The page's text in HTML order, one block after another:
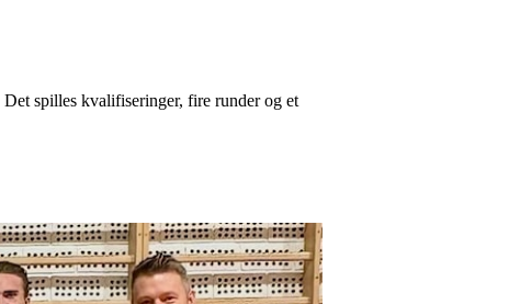
spilles kvalifiseringer, fire runder og et